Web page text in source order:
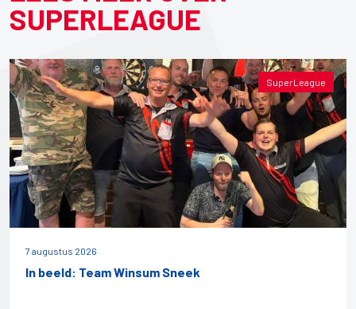
SUPERLEAGUE
SuperLeague
7 augustus 2026
In beeld: Team Winsum Sneek